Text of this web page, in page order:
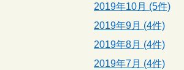
2019年10月 (5件)
2019年9月 (4件)
2019年8月 (4件)
2019年7月 (4件)